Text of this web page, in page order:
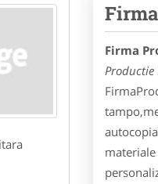
Firma
Productie